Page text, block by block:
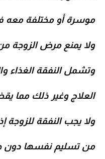
موسرة أو مختلفة معه
ولا يمنع مرض الزوجة
وتشمل النفقة الغذاء
العلاج وغير ذلك مما
ولا يجب النفقة للزوجة
من تسليم نفسها دون